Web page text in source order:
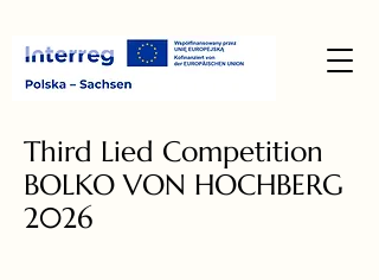
Third Lied Competition
BOLKO VON HOCHBERG
2026